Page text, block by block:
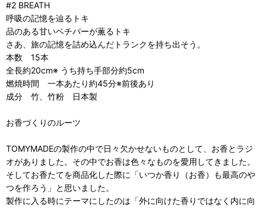
#2 BREATH
呼吸の記憶を辿るトキ
品のある甘いベチパーが薫るトキ
さあ、旅の記憶を詰め込んだトランクを持ち出そう。
本数 15本
全長約20cm※ うち持ち手部分約5cm
燃焼時間 一本あたり約45分※前後あり
成分 竹、竹粉 日本製
お香づくりのルーツ
TOMYMADEの製作の中で日々欠かせないものとして、お香とラジ
オがありました。その中でお香は色々なものを愛用してきました。
そしてお香たてを商品化した際に「いつか香り（お香）も最高のや
つを作ろう」と思いました。
製作に入る時にテーマにしたのは「外に向けた香りではなく内に向